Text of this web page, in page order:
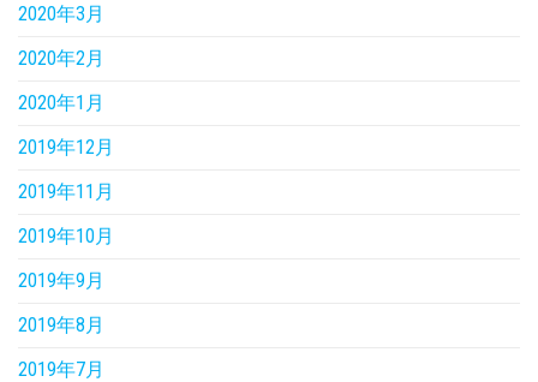
2020年3月
2020年2月
2020年1月
2019年12月
2019年11月
2019年10月
2019年9月
2019年8月
2019年7月